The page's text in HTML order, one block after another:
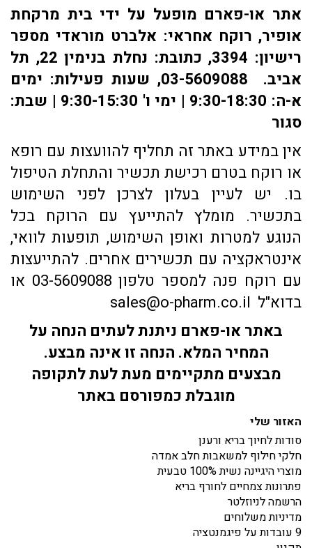
אתר או-פארם מופעל על ידי בית מרקחת
אופיר, רוקח אחראי: אלברט מוראדי מספר
רישיון: 3394, כתובת: ​נחלת בנימין 22, תל
אביב. 03-5609088, שעות פעילות: ימים
א-ה: 9:30-18:30 | ימי ו' 9:30-15:30 | שבת:
סגור
אין במידע באתר זה תחליף להוועצות עם רופא
או רוקח בטרם רכישת תכשיר והתחלת הטיפול
בו. יש לעיין בעלון לצרכן לפני השימוש
בתכשיר. מומלץ להתייעץ עם הרוקח בכל
הנוגע למטרות ואופן השימוש, תופעות לוואי,
אינטראקציה עם תכשירים אחרים. להתייעצות
עם רוקח פנה למספר טלפון 03-5609088 או
בדוא"ל sales@o-pharm.co.il
באתר או-פארם ניתנת לעתים הנחה על
המחיר המלא. הנחה זו אינה מבצע.
מבצעים מתקיימים מעת לעת לתקופה
מוגבלת כמפורסם באתר
האזור שלי
סודות לחיוך בריא ורענן
חלקי חילוף למשאבות חלב אמדה
מוצרי היגיינה נשית 100% טבעית
פתרונות צמחיים לחורף בריא
הרשמה לניוזלטר
מדיניות משלוחים
9 עובדות על פיגמנטציה